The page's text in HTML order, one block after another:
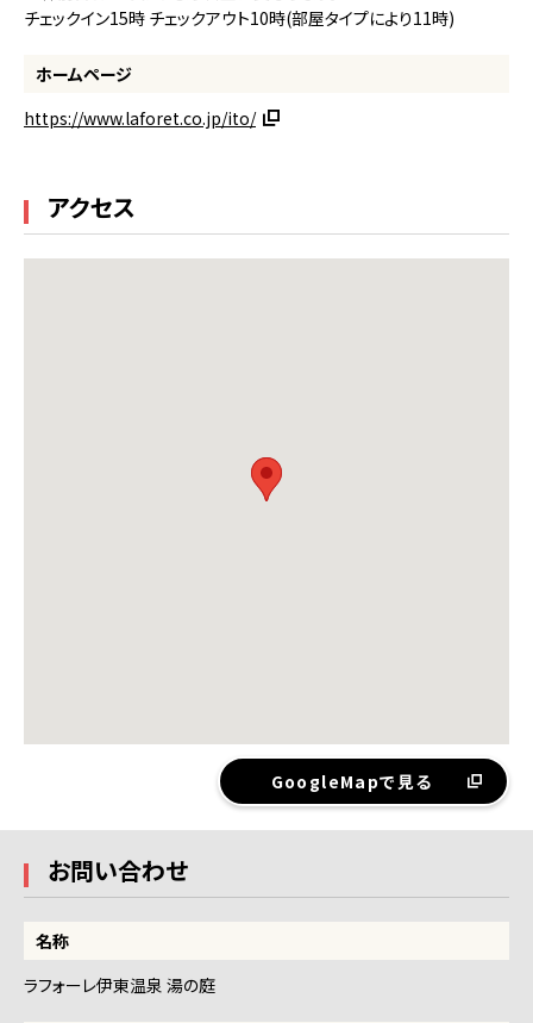
チェックイン15時 チェックアウト10時(部屋タイプにより11時)
ホームページ
https://www.laforet.co.jp/ito/
アクセス
GoogleMapで見る
お問い合わせ
名称
ラフォーレ伊東温泉 湯の庭